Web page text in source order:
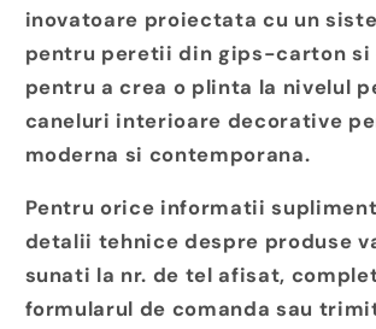
inovatoare proiectata cu un
pentru peretii din gips-carton si
pentru a crea o plinta la nivelul
caneluri interioare decorative
moderna si contemporana.
Pentru orice informatii
detalii tehnice despre produse
sunati la nr. de tel afisat,
formularul de comanda sau